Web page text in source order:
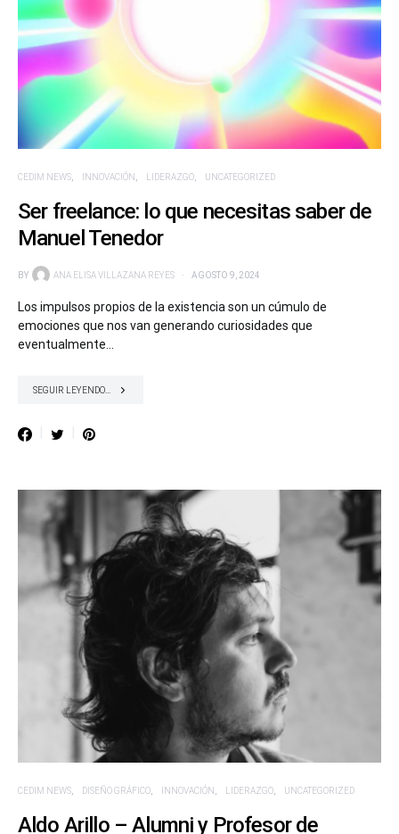
CEDIM NEWS INNOVACIÓN LIDERAZGO UNCATEGORIZED
Ser freelance: lo que necesitas saber de
Manuel Tenedor
BY ANA ELISA VILLAZANA REYES AGOSTO 9, 2024
Los impulsos propios de la existencia son un cúmulo de
emociones que nos van generando curiosidades que
eventualmente…
SEGUIR LEYENDO...
CEDIM NEWS DISEÑO GRÁFICO INNOVACIÓN LIDERAZGO UNCATEGORIZED
Aldo Arillo – Alumni y Profesor de